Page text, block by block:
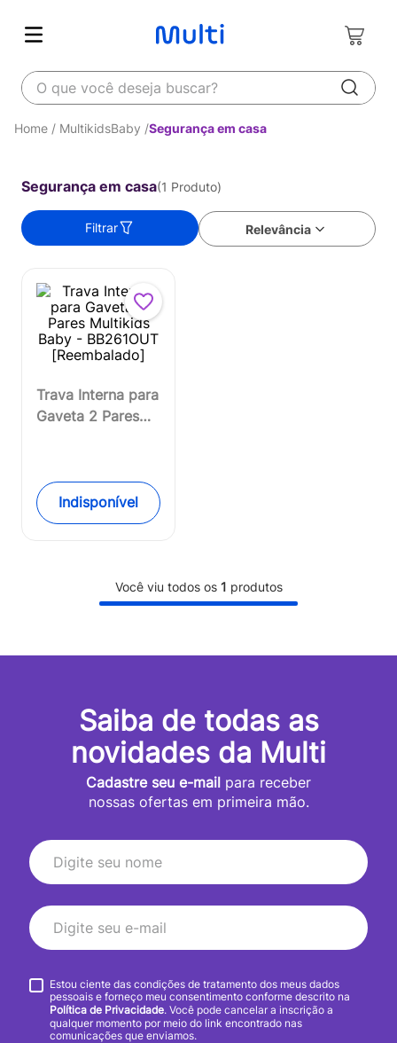
O que você deseja buscar?
MultikidsBaby Segurança em casa
Segurança em casa 1 Produto
Relevância
Filtrar
Trava Interna para
Gaveta 2 Pares
[Reembalado]
Indisponível
Você viu todos os 1 produtos
Saiba de todas as
novidades da Multi
Cadastre seu e-mail para receber
nossas ofertas em primeira mão.
Estou ciente das condições de tratamento dos meus dados
pessoais e forneço meu consentimento conforme descrito na
Política de Privacidade. Você pode cancelar a inscrição a
qualquer momento por meio do link encontrado nas
comunicações que enviamos.